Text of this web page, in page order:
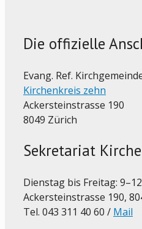
Die offizielle
Evang. Ref.
Kirchenkreis zehn
Ackersteinstrasse 190
8049 Zürich
Sekretariat
Dienstag bis Freitag:
Ackersteinstrasse 190,
Tel. 043 311 40 60 / Mail